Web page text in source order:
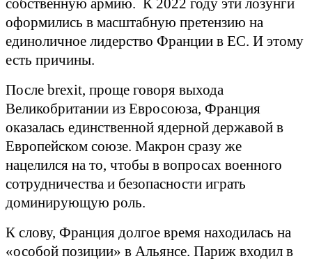
собственную армию. К 2022 году эти лозунги
оформились в масштабную претензию на
единоличное лидерство Франции в ЕС. И этому
есть причины.
После brexit, проще говоря выхода
Великобритании из Евросоюза, Франция
оказалась единственной ядерной державой в
Европейском союзе. Макрон сразу же
нацелился на то, чтобы в вопросах военного
сотрудничества и безопасности играть
доминирующую роль.
К слову, Франция долгое время находилась на
«особой позиции» в Альянсе. Париж входил в